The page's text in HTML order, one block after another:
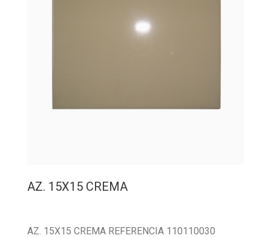
AZ. 15X15 CREMA
AZ. 15X15 CREMA REFERENCIA 110110030